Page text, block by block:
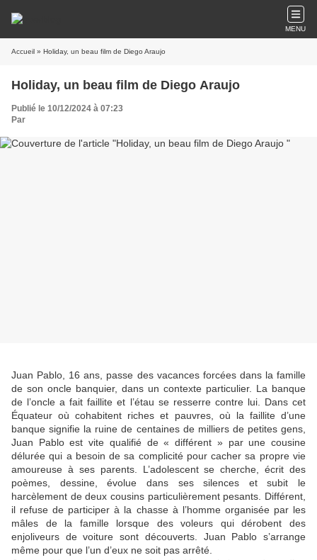
MENU
Accueil » Holiday, un beau film de Diego Araujo
Holiday, un beau film de Diego Araujo
Publié le 10/12/2024 à 07:23
Par
Juan Pablo, 16 ans, passe des vacances forcées dans la famille
de son oncle banquier, dans un contexte particulier. La banque
de l’oncle a fait faillite et l’étau se resserre contre lui. Dans cet
Équateur où cohabitent riches et pauvres, où la faillite d’une
banque signifie la ruine de centaines de milliers de petites gens,
Juan Pablo est vite qualifié de « différent » par une cousine
délurée qui a besoin de sa complicité pour cacher sa propre vie
amoureuse à ses parents. L’adolescent se cherche, écrit des
poèmes, dessine, évolue dans ses silences et subit le
harcèlement de deux cousins particulièrement pesants. Différent,
il refuse de participer à la chasse à l’homme organisée par les
mâles de la famille lorsque des voleurs qui dérobent des
enjoliveurs de voiture sont découverts. Juan Pablo s’arrange
même pour que l’un d’eux ne soit pas arrêté.